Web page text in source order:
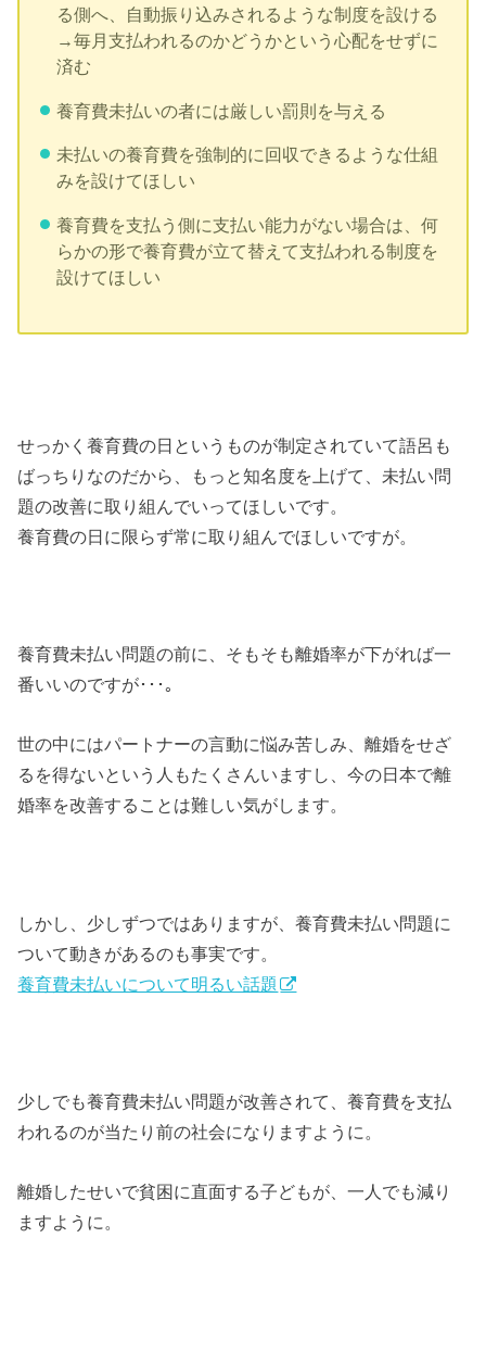
る側へ、自動振り込みされるような制度を設ける
→毎月支払われるのかどうかという心配をせずに
済む
養育費未払いの者には厳しい罰則を与える
未払いの養育費を強制的に回収できるような仕組
みを設けてほしい
養育費を支払う側に支払い能力がない場合は、何
らかの形で養育費が立て替えて支払われる制度を
設けてほしい
せっかく養育費の日というものが制定されていて語呂も
ばっちりなのだから、もっと知名度を上げて、未払い問
題の改善に取り組んでいってほしいです。
養育費の日に限らず常に取り組んでほしいですが。
養育費未払い問題の前に、そもそも離婚率が下がれば一
番いいのですが･･･｡
世の中にはパートナーの言動に悩み苦しみ、離婚をせざ
るを得ないという人もたくさんいますし、今の日本で離
婚率を改善することは難しい気がします。
しかし、少しずつではありますが、養育費未払い問題に
ついて動きがあるのも事実です。
養育費未払いについて明るい話題
少しでも養育費未払い問題が改善されて、養育費を支払
われるのが当たり前の社会になりますように。
離婚したせいで貧困に直面する子どもが、一人でも減り
ますように。